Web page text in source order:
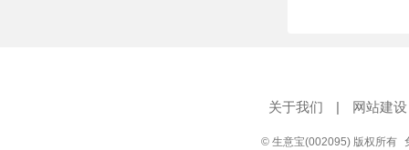
关于我们 | 网站建设
© 生意宝(002095) 版权所有